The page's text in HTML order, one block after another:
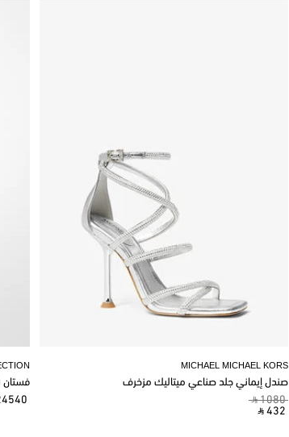
MICHAEL MICHAEL KORS
صندل إيماني جلد صناعي ميتاليك مزخرف
‎ ⃁ 1080 ‎
‎ ⃁ 432 ‎